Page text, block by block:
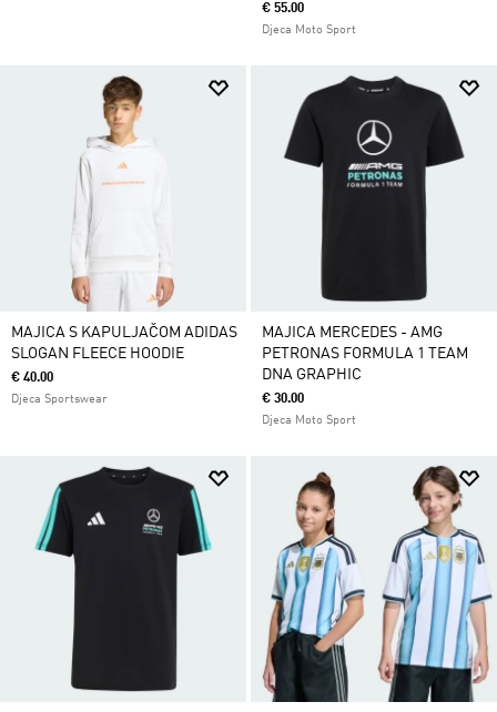
€ 55.00
Djeca Moto Sport
MAJICA S KAPULJAČOM ADIDAS
SLOGAN FLEECE HOODIE
€ 40.00
Djeca Sportswear
MAJICA MERCEDES - AMG
PETRONAS FORMULA 1 TEAM
DNA GRAPHIC
€ 30.00
Djeca Moto Sport